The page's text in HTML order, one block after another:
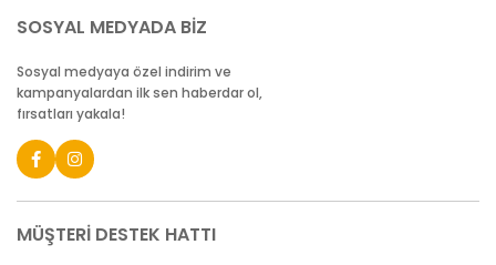
SOSYAL MEDYADA BİZ
Sosyal medyaya özel indirim ve
kampanyalardan ilk sen haberdar ol,
fırsatları yakala!
MÜŞTERİ DESTEK HATTI